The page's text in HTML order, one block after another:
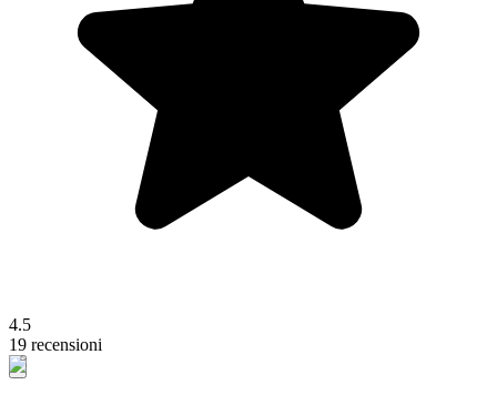
4.5
19 recensioni